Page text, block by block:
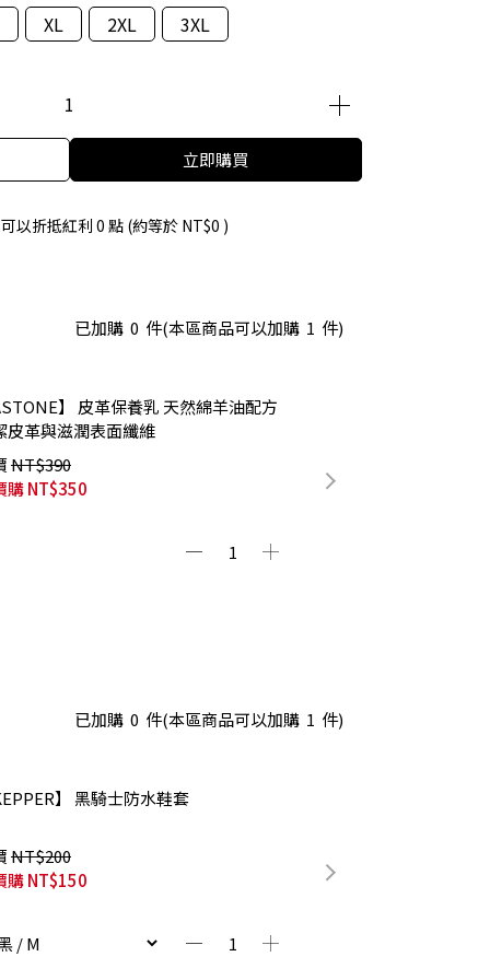
XL 2XL 3XL
立即購買
以折抵紅利0 點 (約等於 NT$0 )
已加購 0 件(本區商品可以加購 1 件)
】 皮革保養乳 天然綿羊油配方
皮革與滋潤表面纖維
NT$390
購NT$350
已加購 0 件(本區商品可以加購 1 件)
】 黑騎士防水鞋套
NT$200
購NT$150